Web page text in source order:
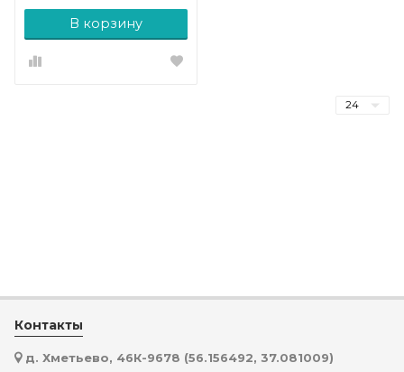
В корзину
Контакты
д. Хметьево, 46К-9678 (56.156492, 37.081009)